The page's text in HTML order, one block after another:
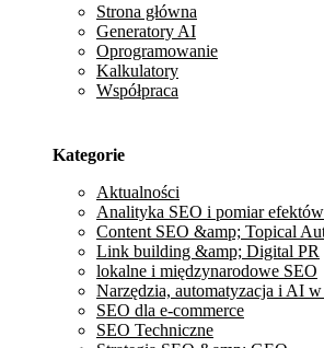
Strona główna
Generatory AI
Oprogramowanie
Kalkulatory
Współpraca
Kategorie
Aktualności
Analityka SEO i pomiar efektów
Content SEO &amp; Topical
Link building &amp; Digital PR
lokalne i międzynarodowe SEO
Narzędzia, automatyzacja i AI
SEO dla e-commerce
SEO Techniczne